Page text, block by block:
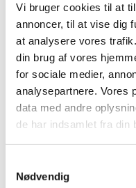
Vi bruger cookies til at
annoncer, til at vise dig
at analysere vores
din brug af vores
for sociale medier,
analysepartnere. Vores
data med andre
de har indsamlet fra din
Nødvendig
udviklingsministre
2004-2007: 1.
Mission i New York
Sikkerhedsråd 2005-
2001-2004:
Anti-terror,
2001-2001:
Internationale